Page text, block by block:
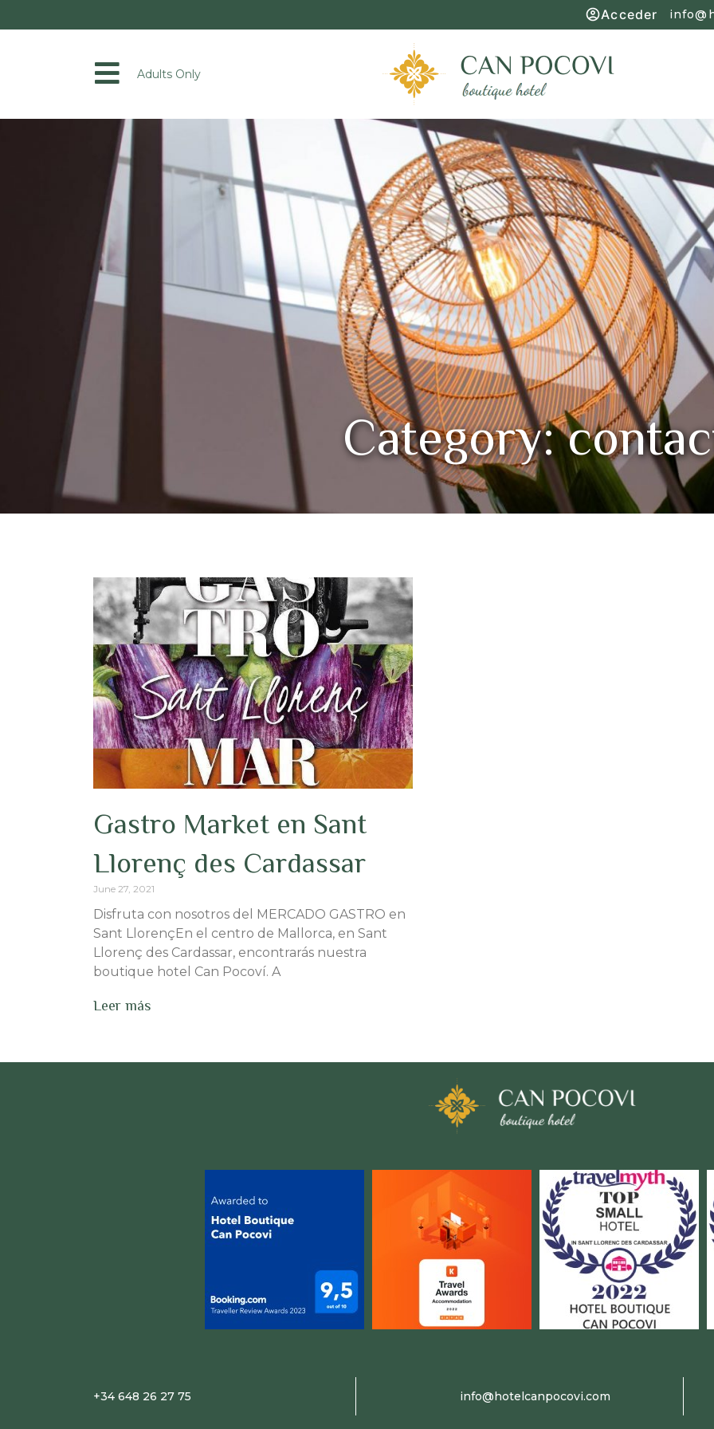
Acceder
Adults Only
Category:
Gastro Market en Sant
Llorenç des Cardassar
June 27, 2021
Disfruta con nosotros del MERCADO GASTRO en
Sant LlorençEn el centro de Mallorca, en Sant
Llorenç des Cardassar, encontrarás nuestra
boutique hotel Can Pocoví. A
Leer más
+34 648 26 27 75 info@hotelcanpocovi.com